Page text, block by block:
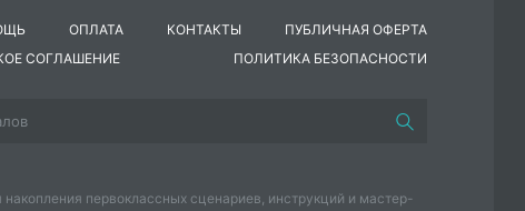
ОПЛАТА КОНТАКТЫ
ПУБЛИЧНАЯ ОФЕРТА
СОГЛАШЕНИЕ
ПОЛИТИКА БЕЗОПАСНОСТИ
первоклассных сценариев, инструкций и мастер-